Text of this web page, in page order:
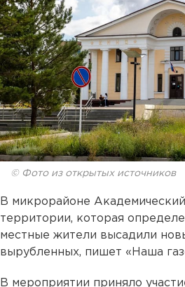
© Фото из открытых источников
В микрорайоне
территории, которая
местные жители высадили
вырубленных, пишет «Наша
В мероприятии приняло